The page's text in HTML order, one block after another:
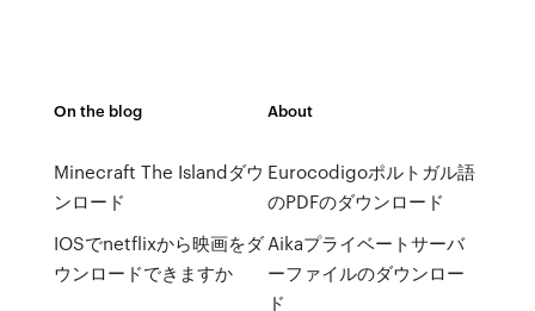
On the blog
Minecraft The Islandダウ
ンロード
IOSでnetflixから映画をダ
ウンロードできますか
About
Eurocodigoポルトガル語
のPDFのダウンロード
Aikaプライベートサーバ
ーファイルのダウンロー
ド